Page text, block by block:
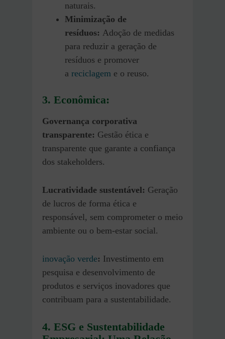
naturais.
Minimização de
resíduos: Adoção de medidas
para reduzir a geração de
resíduos e promover
a reciclagem e o reuso.
3. Econômica:
Governança corporativa
transparente: Gestão ética e
transparente que garante a confiança
dos stakeholders.
Lucratividade sustentável: Geração
de lucros de forma ética e
responsável, sem comprometer o meio
ambiente ou o bem-estar social.
inovação verde: Investimento em
pesquisa e desenvolvimento de
produtos e serviços inovadores que
contribuam para a sustentabilidade.
4. ESG e Sustentabilidade